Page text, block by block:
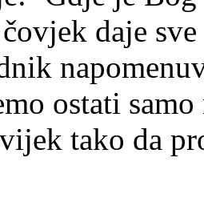
daje
ostati
tako da